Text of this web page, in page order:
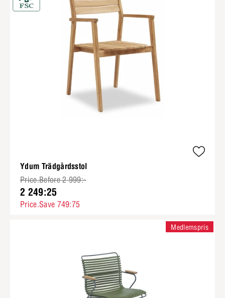
Ydum Trädgårdsstol
Price.Before 2 999:-
2 249:25
Price.Save 749:75
Medlemspris